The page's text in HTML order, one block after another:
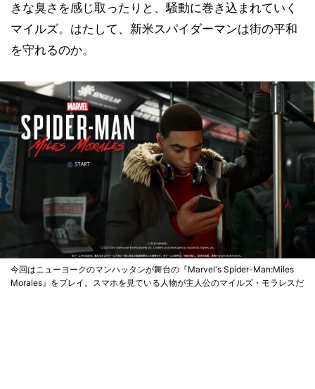
きな臭さを感じ取ったりと、騒動に巻き込まれていく
マイルズ。はたして、新米スパイダーマンは街の平和
を守れるのか。
今回はニューヨークのマンハッタンが舞台の『Marvel's Spider-Man:Miles
Morales』をプレイ。スマホを見ている人物が主人公のマイルズ・モラレスだ